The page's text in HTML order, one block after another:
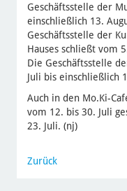
Geschäftsstelle der
einschließlich 13.
Geschäftsstelle der
Hauses schließt vom
Die Geschäftsstelle
Juli bis einschließlich
Auch in den Mo.Ki-
vom 12. bis 30. Juli
23. Juli. (nj)
Zurück